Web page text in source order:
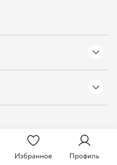
Избранное Профиль